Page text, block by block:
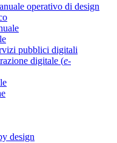
operativo di design
pubblici digitali
digitale (e-
design